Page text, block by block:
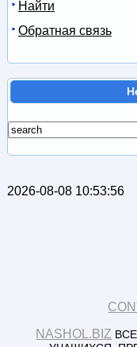
Найти
Обратная связь
2026-08-08 10:53:56
NASHOL.BIZ